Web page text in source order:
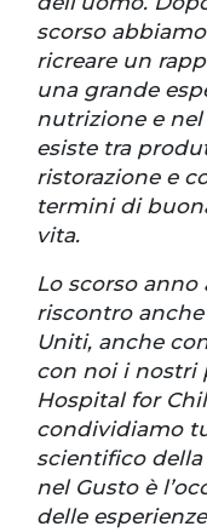
scorso
ricreare un
una grande
nutrizione e
esiste tra
ristorazione e
termini di
vita.
Lo scorso
riscontro
Uniti, anche
con noi i nostri
Hospital for
condividiamo
scientifico della
nel Gusto è
delle